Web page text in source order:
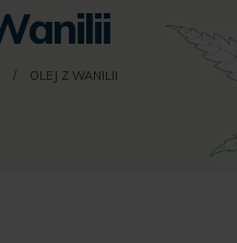
OLEJ Z WANILII